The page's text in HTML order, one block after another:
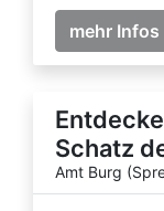
mehr Infos
Schatz
Amt Burg